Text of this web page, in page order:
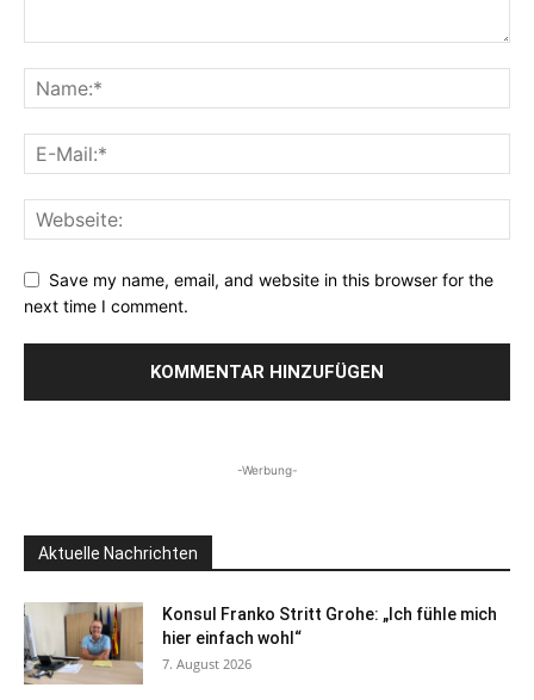
Save my name, email, and website in this browser for the
next time I comment.
-Werbung-
Aktuelle Nachrichten
Konsul Franko Stritt Grohe: „Ich fühle mich
hier einfach wohl“
7. August 2026